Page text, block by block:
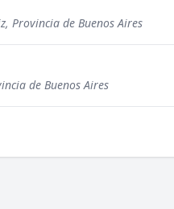
Provincia de Buenos Aires
de Buenos Aires